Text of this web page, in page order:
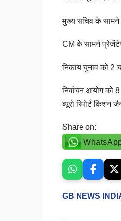
मुख्य सचिव के
CM के सामने
निकाय चुनाव को 2
निर्वाचन आयोग को
ब्यूरो रिपोर्ट किशन
Share on:
GB NEWS